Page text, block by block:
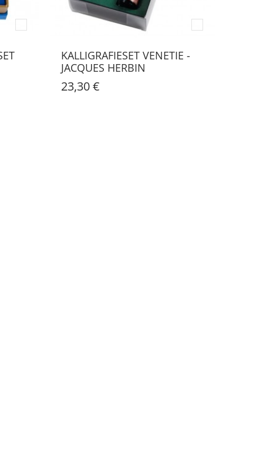
KALLIGRAFIESET VENETIE -
JACQUES HERBIN
23,30 €